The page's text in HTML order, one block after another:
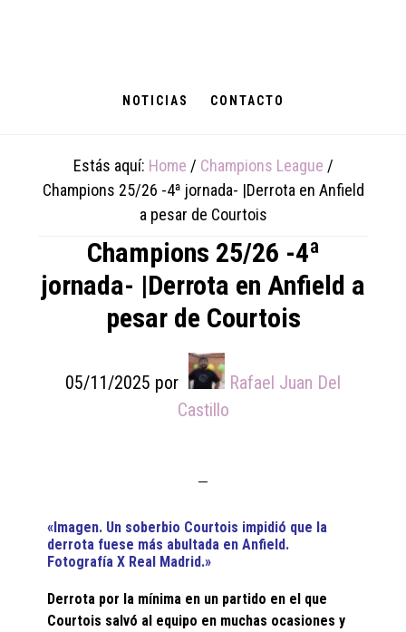
NOTICIAS CONTACTO
Estás aquí: Home / Champions League /
Champions 25/26 -4ª jornada- |Derrota en Anfield
a pesar de Courtois
Champions 25/26 -4ª
jornada- |Derrota en Anfield a
pesar de Courtois
05/11/2025 por
Rafael Juan Del
Castillo
«Imagen. Un soberbio Courtois impidió que la
derrota fuese más abultada en Anfield.
Fotografía X Real Madrid.»
Derrota por la mínima en un partido en el que
Courtois salvó al equipo en muchas ocasiones y